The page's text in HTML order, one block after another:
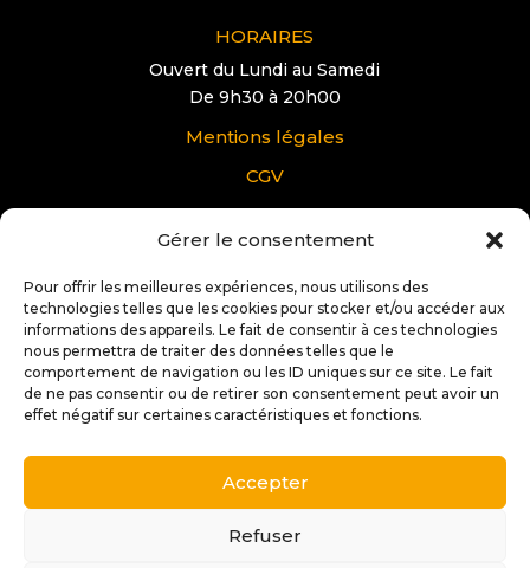
Gérer le consentement
Pour offrir les meilleures expériences, nous utilisons des
technologies telles que les cookies pour stocker et/ou accéder aux
informations des appareils. Le fait de consentir à ces technologies
nous permettra de traiter des données telles que le
comportement de navigation ou les ID uniques sur ce site. Le fait
de ne pas consentir ou de retirer son consentement peut avoir un
effet négatif sur certaines caractéristiques et fonctions.
Accepter
Refuser
HORAIRES
Ouvert du Lundi au Samedi
De 9h30 à 20h00
Mentions légales
CGV
VOUS AVEZ UNE QUESTION?
Pour tous renseignements supplémentaire sur
Docteur IT Ibos:
Contactez nous
Conception et réalisation:
Soffiati | 2s Créations Web